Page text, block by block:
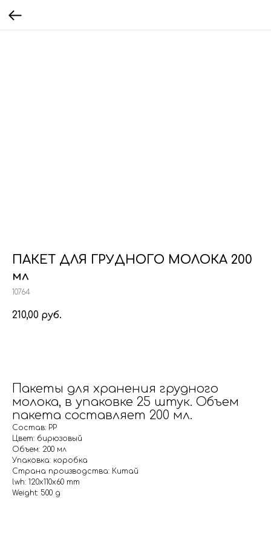
ПАКЕТ ДЛЯ ГРУДНОГО МОЛОКА 200
мл
10764
210,00 руб.
Пакеты для хранения грудного
молока, в упаковке 25 штук. Объем
пакета составляет 200 мл.
Состав: PP
Цвет: бирюзовый
Объем: 200 мл
Упаковка: коробка
Страна производства: Китай
lwh: 120x110x60 mm
Weight: 500 g